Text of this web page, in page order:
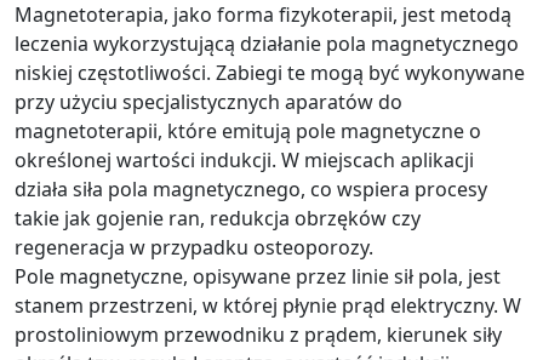
Magnetoterapia, jako forma fizykoterapii, jest metodą
leczenia wykorzystującą działanie pola magnetycznego
niskiej częstotliwości. Zabiegi te mogą być wykonywane
przy użyciu specjalistycznych aparatów do
magnetoterapii, które emitują pole magnetyczne o
określonej wartości indukcji. W miejscach aplikacji
działa siła pola magnetycznego, co wspiera procesy
takie jak gojenie ran, redukcja obrzęków czy
regeneracja w przypadku osteoporozy.
Pole magnetyczne, opisywane przez linie sił pola, jest
stanem przestrzeni, w której płynie prąd elektryczny. W
prostoliniowym przewodniku z prądem, kierunek siły